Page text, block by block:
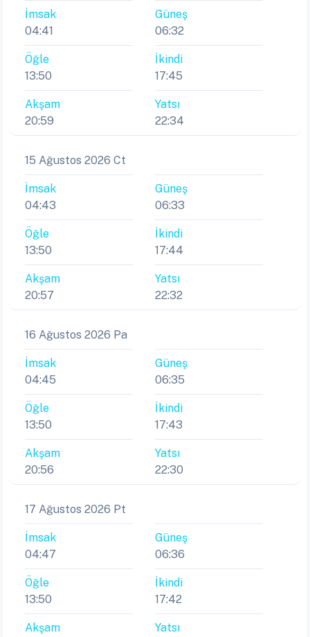
İmsak
04:41
Güneş
06:32
Öğle
13:50
İkindi
17:45
Akşam
20:59
Yatsı
22:34
15 Ağustos 2026 Ct
İmsak
04:43
Güneş
06:33
Öğle
13:50
İkindi
17:44
Akşam
20:57
Yatsı
22:32
16 Ağustos 2026 Pa
İmsak
04:45
Güneş
06:35
Öğle
13:50
İkindi
17:43
Akşam
20:56
Yatsı
22:30
17 Ağustos 2026 Pt
İmsak
04:47
Güneş
06:36
Öğle
13:50
İkindi
17:42
Akşam
Yatsı